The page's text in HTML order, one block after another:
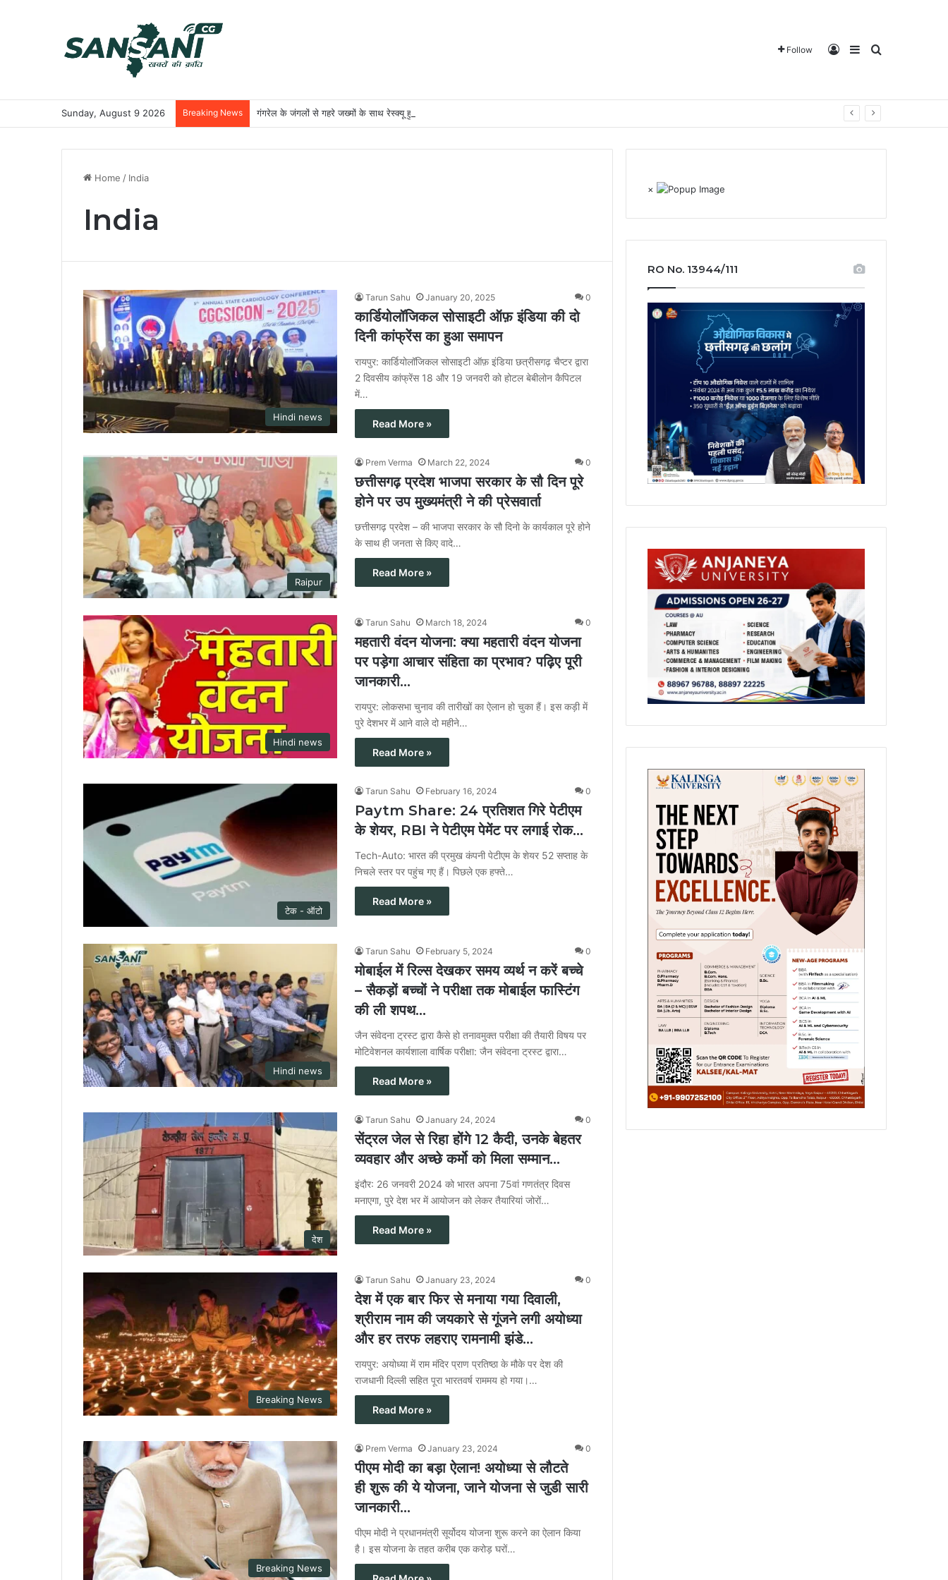
Follow Log InSidebarSearch for
Sunday, August 9 2026 Breaking News गंगरेल के जंगलों से गहरे जख्मों के साथ रेस्क्यू हुआ अजगर
Home / India
India
Hindi news
Tarun Sahu January 20, 2025 0
कार्डियोलॉजिकल सोसाइटी ऑफ़ इंडिया की दो
दिनी कांफ्रेंस का हुआ समापन
रायपुर: कार्डियोलॉजिकल सोसाइटी ऑफ़ इंडिया छत्रीसगढ़ चैप्टर द्वारा
2 दिवसीय कांफ्रेंस 18 और 19 जनवरी को होटल बेबीलोन कैपिटल
में…
Read More »
Raipur
Prem Verma March 22, 2024 0
छत्तीसगढ़ प्रदेश भाजपा सरकार के सौ दिन पूरे
होने पर उप मुख्यमंत्री ने की प्रेसवार्ता
छत्तीसगढ़ प्रदेश – की भाजपा सरकार के सौ दिनो के कार्यकाल पूरे होने
के साथ ही जनता से किए वादे…
Read More »
Hindi news
Tarun Sahu March 18, 2024 0
महतारी वंदन योजना: क्या महतारी वंदन योजना
पर पड़ेगा आचार संहिता का प्रभाव? पढ़िए पूरी
जानकारी…
रायपुर: लोकसभा चुनाव की तारीखों का ऐलान हो चुका हैं। इस कड़ी में
पुरे देशभर में आने वाले दो महीने…
Read More »
टेक - ऑटो
Tarun Sahu February 16, 2024 0
Paytm Share: 24 प्रतिशत गिरे पेटीएम
के शेयर, RBI ने पेटीएम पेमेंट पर लगाई रोक…
Tech-Auto: भारत की प्रमुख कंपनी पेटीएम के शेयर 52 सप्ताह के
निचले स्तर पर पहुंच गए हैं। पिछले एक हफ्ते…
Read More »
Hindi news
Tarun Sahu February 5, 2024 0
मोबाईल में रिल्स देखकर समय व्यर्थ न करें बच्चे
– सैकड़ों बच्चों ने परीक्षा तक मोबाईल फास्टिंग
की ली शपथ…
जैन संवेदना ट्रस्ट द्वारा कैसे हो तनावमुक्त परीक्षा की तैयारी विषय पर
मोटिवेशनल कार्यशाला वार्षिक परीक्षा: जैन संवेदना ट्रस्ट द्वारा…
Read More »
देश
Tarun Sahu January 24, 2024 0
सेंट्रल जेल से रिहा होंगे 12 कैदी, उनके बेहतर
व्यवहार और अच्छे कर्मो को मिला सम्मान…
इंदौर: 26 जनवरी 2024 को भारत अपना 75वां गणतंत्र दिवस
मनाएगा, पुरे देश भर में आयोजन को लेकर तैयारियां जोरों…
Read More »
Breaking News
Tarun Sahu January 23, 2024 0
देश में एक बार फिर से मनाया गया दिवाली,
श्रीराम नाम की जयकारे से गूंजने लगी अयोध्या
और हर तरफ लहराए रामनामी झंडे…
रायपुर: अयोध्या में राम मंदिर प्राण प्रतिष्ठा के मौके पर देश की
राजधानी दिल्ली सहित पूरा भारतवर्ष राममय हो गया।…
Read More »
Breaking News
Prem Verma January 23, 2024 0
पीएम मोदी का बड़ा ऐलान! अयोध्या से लौटते
ही शुरू की ये योजना, जाने योजना से जुडी सारी
जानकारी…
पीएम मोदी ने प्रधानमंत्री सूर्योदय योजना शुरू करने का ऐलान किया
है। इस योजना के तहत करीब एक करोड़ घरों…
×
RO No. 13944/111